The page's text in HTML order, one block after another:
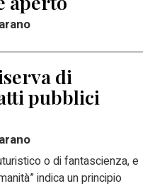
di
pubblici
o di fantascienza, e
indica un principio